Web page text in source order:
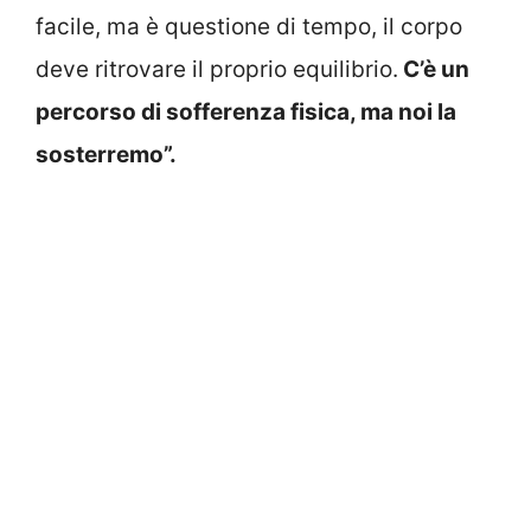
facile, ma è questione di tempo, il corpo
deve ritrovare il proprio equilibrio. C’è un
percorso di sofferenza fisica, ma noi la
sosterremo”.